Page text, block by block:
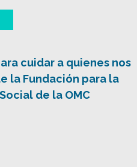
cuidar a quienes nos
la Fundación para la
de la OMC